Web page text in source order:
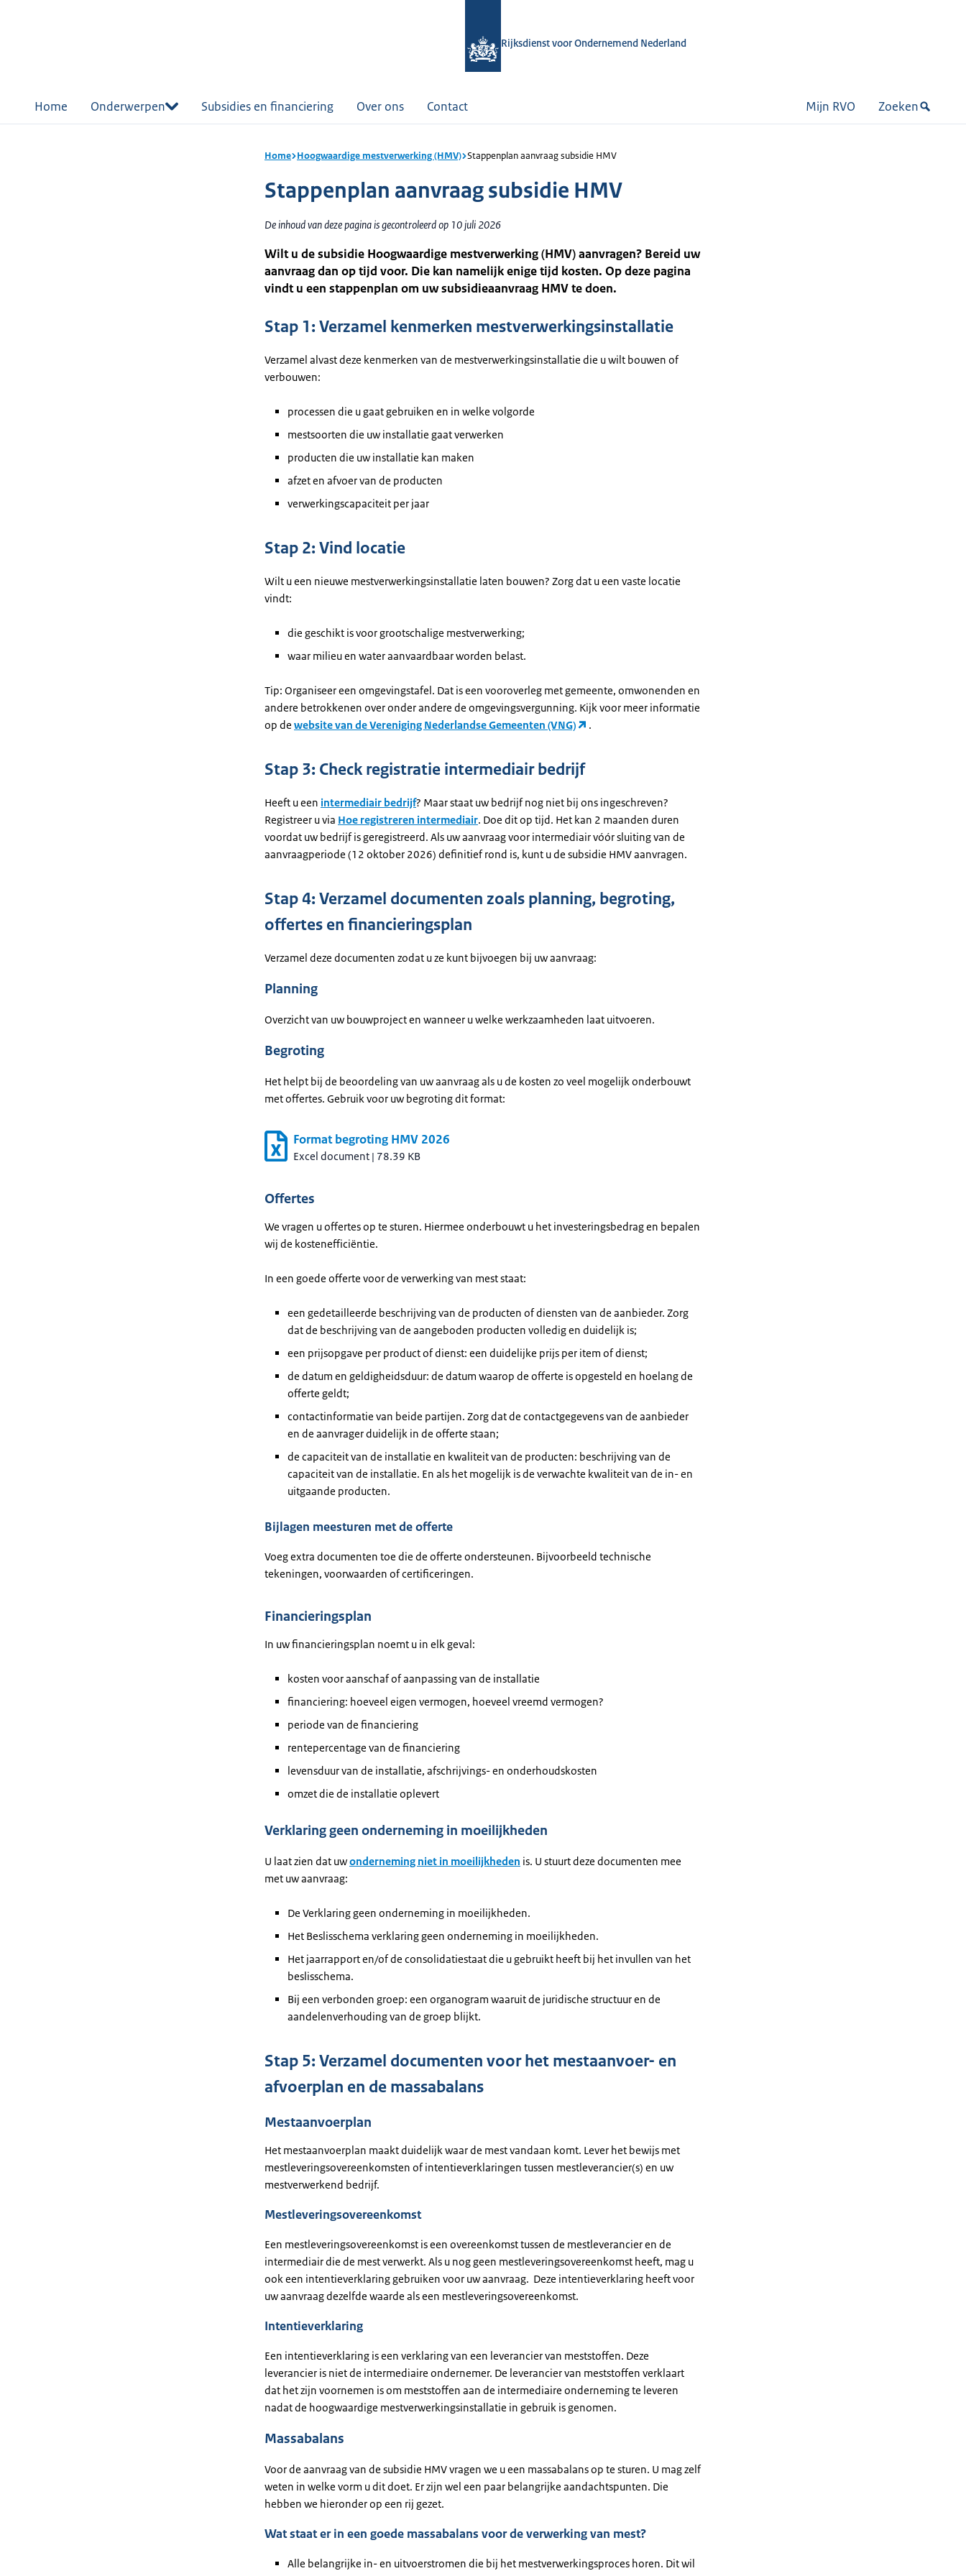
Rijksdienst voor Ondernemend Nederland
Home Onderwerpen Subsidies en financiering Over ons Contact Mijn RVO Zoeken
Home Hoogwaardige mestverwerking (HMV) Stappenplan aanvraag subsidie HMV
Stappenplan aanvraag subsidie HMV
De inhoud van deze pagina is gecontroleerd op 10 juli 2026
Wilt u de subsidie Hoogwaardige mestverwerking (HMV) aanvragen? Bereid uw
aanvraag dan op tijd voor. Die kan namelijk enige tijd kosten. Op deze pagina
vindt u een stappenplan om uw subsidieaanvraag HMV te doen.
Stap 1: Verzamel kenmerken mestverwerkingsinstallatie
Verzamel alvast deze kenmerken van de mestverwerkingsinstallatie die u wilt bouwen of
verbouwen:
processen die u gaat gebruiken en in welke volgorde
mestsoorten die uw installatie gaat verwerken
producten die uw installatie kan maken
afzet en afvoer van de producten
verwerkingscapaciteit per jaar
Stap 2: Vind locatie
Wilt u een nieuwe mestverwerkingsinstallatie laten bouwen? Zorg dat u een vaste locatie
vindt:
die geschikt is voor grootschalige mestverwerking;
waar milieu en water aanvaardbaar worden belast.
Tip: Organiseer een omgevingstafel. Dat is een vooroverleg met gemeente, omwonenden en
andere betrokkenen over onder andere de omgevingsvergunning. Kijk voor meer informatie
op de website van de Vereniging Nederlandse Gemeenten (VNG) .
Stap 3: Check registratie intermediair bedrijf
Heeft u een intermediair bedrijf? Maar staat uw bedrijf nog niet bij ons ingeschreven?
Registreer u via Hoe registreren intermediair. Doe dit op tijd. Het kan 2 maanden duren
voordat uw bedrijf is geregistreerd. Als uw aanvraag voor intermediair vóór sluiting van de
aanvraagperiode (12 oktober 2026) definitief rond is, kunt u de subsidie HMV aanvragen.
Stap 4: Verzamel documenten zoals planning, begroting,
offertes en financieringsplan
Verzamel deze documenten zodat u ze kunt bijvoegen bij uw aanvraag:
Planning
Overzicht van uw bouwproject en wanneer u welke werkzaamheden laat uitvoeren.
Begroting
Het helpt bij de beoordeling van uw aanvraag als u de kosten zo veel mogelijk onderbouwt
met offertes. Gebruik voor uw begroting dit format:
Format begroting HMV 2026
Excel document | 78.39 KB
Offertes
We vragen u offertes op te sturen. Hiermee onderbouwt u het investeringsbedrag en bepalen
wij de kostenefficiëntie.
In een goede offerte voor de verwerking van mest staat:
een gedetailleerde beschrijving van de producten of diensten van de aanbieder. Zorg
dat de beschrijving van de aangeboden producten volledig en duidelijk is;
een prijsopgave per product of dienst: een duidelijke prijs per item of dienst;
de datum en geldigheidsduur: de datum waarop de offerte is opgesteld en hoelang de
offerte geldt;
contactinformatie van beide partijen. Zorg dat de contactgegevens van de aanbieder
en de aanvrager duidelijk in de offerte staan;
de capaciteit van de installatie en kwaliteit van de producten: beschrijving van de
capaciteit van de installatie. En als het mogelijk is de verwachte kwaliteit van de in- en
uitgaande producten.
Bijlagen meesturen met de offerte
Voeg extra documenten toe die de offerte ondersteunen. Bijvoorbeeld technische
tekeningen, voorwaarden of certificeringen.
Financieringsplan
In uw financieringsplan noemt u in elk geval:
kosten voor aanschaf of aanpassing van de installatie
financiering: hoeveel eigen vermogen, hoeveel vreemd vermogen?
periode van de financiering
rentepercentage van de financiering
levensduur van de installatie, afschrijvings- en onderhoudskosten
omzet die de installatie oplevert
Verklaring geen onderneming in moeilijkheden
U laat zien dat uwonderneming niet in moeilijkheden is. U stuurt deze documenten mee
met uw aanvraag:
De Verklaring geen onderneming in moeilijkheden.
Het Beslisschema verklaring geen onderneming in moeilijkheden.
Het jaarrapport en/of de consolidatiestaat die u gebruikt heeft bij het invullen van het
beslisschema.
Bij een verbonden groep: een organogram waaruit de juridische structuur en de
aandelenverhouding van de groep blijkt.
Stap 5: Verzamel documenten voor het mestaanvoer- en
afvoerplan en de massabalans
Mestaanvoerplan
Het mestaanvoerplan maakt duidelijk waar de mest vandaan komt. Lever het bewijs met
mestleveringsovereenkomsten of intentieverklaringen tussen mestleverancier(s) en uw
mestverwerkend bedrijf.
Mestleveringsovereenkomst
Een mestleveringsovereenkomst is een overeenkomst tussen de mestleverancier en de
intermediair die de mest verwerkt. Als u nog geen mestleveringsovereenkomst heeft, mag u
ook een intentieverklaring gebruiken voor uw aanvraag. Deze intentieverklaring heeft voor
uw aanvraag dezelfde waarde als een mestleveringsovereenkomst.
Intentieverklaring
Een intentieverklaring is een verklaring van een leverancier van meststoffen. Deze
leverancier is niet de intermediaire ondernemer. De leverancier van meststoffen verklaart
dat het zijn voornemen is om meststoffen aan de intermediaire onderneming te leveren
nadat de hoogwaardige mestverwerkingsinstallatie in gebruik is genomen.
Massabalans
Voor de aanvraag van de subsidie HMV vragen we u een massabalans op te sturen. U mag zelf
weten in welke vorm u dit doet. Er zijn wel een paar belangrijke aandachtspunten. Die
hebben we hieronder op een rij gezet.
Wat staat er in een goede massabalans voor de verwerking van mest?
Alle belangrijke in- en uitvoerstromen die bij het mestverwerkingsproces horen. Dit wil